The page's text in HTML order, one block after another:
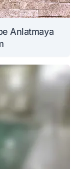
Anlatmaya